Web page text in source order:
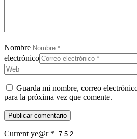
Nombre
electrónico
Guarda mi nombre, correo
para la próxima vez que comente.
Current ye@r *